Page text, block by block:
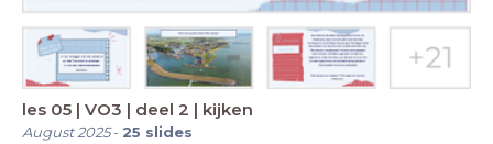
les 05 | VO3 | deel 2 | kijken
August 2025- 25 slides